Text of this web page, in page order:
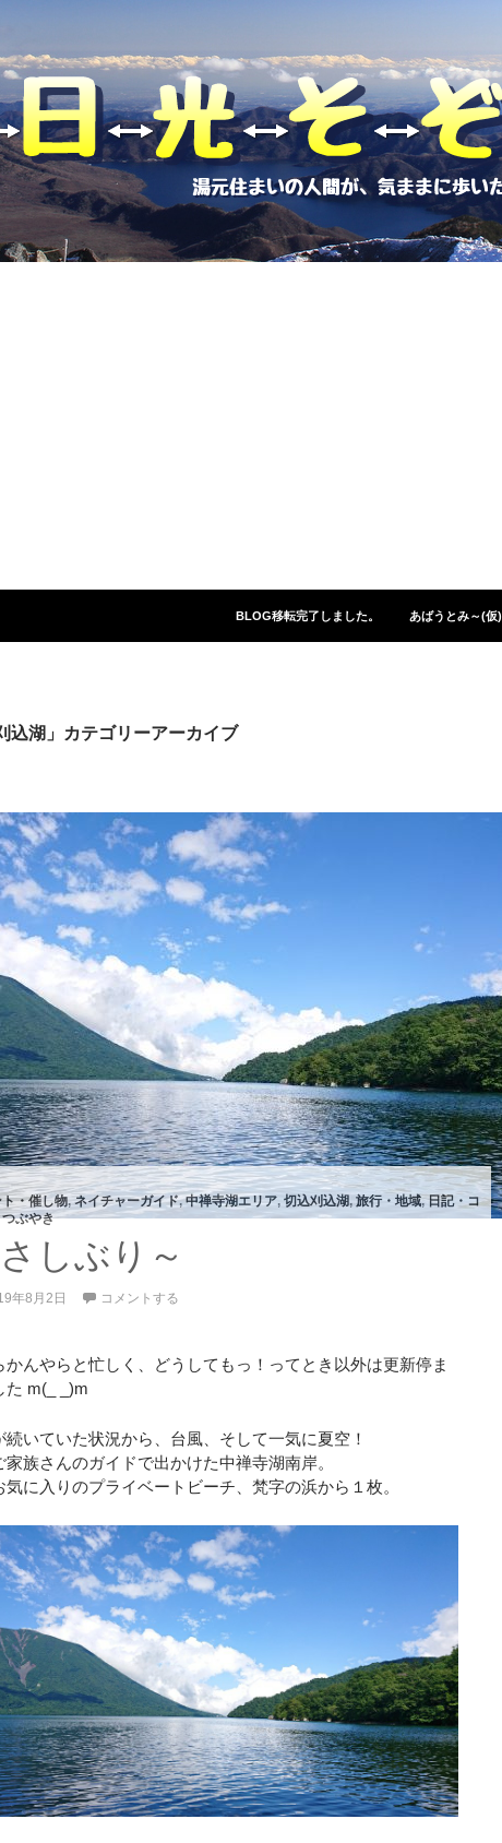
BLOG移転完了しました。
あばうとみ～(仮)
込湖」カテゴリーアーカイブ
・催し物,ネイチャーガイド,中禅寺湖エリア, 切込刈込湖, 旅行・地域,日記・コ
ぶやき
しぶり～
年8月2日 コメントする
かんやらと忙しく、どうしてもっ！ってとき以外は更新停ま
た m(_ _)m
続いていた状況から、台風、そして一気に夏空！
家族さんのガイドで出かけた中禅寺湖南岸。
気に入りのプライベートビーチ、梵字の浜から１枚。